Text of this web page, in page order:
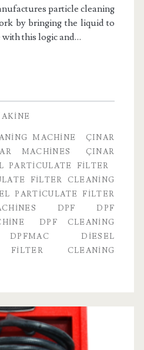
particle cleaning
by bringing the liquid to
with this logic and…
MACHINE
ÇINAR
MACHINES
ÇINAR
PARTICULATE FILTER
FILTER CLEANING
PARTICULATE FILTER
DPF
DPF
DPF CLEANING
DPFMAC DIESEL
FILTER CLEANING